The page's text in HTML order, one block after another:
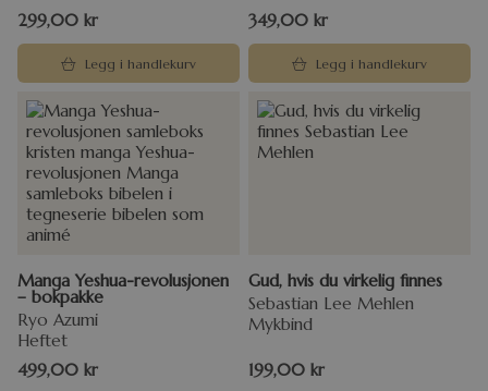
299,00 kr
Legg i handlekurv
349,00 kr
Legg i handlekurv
Manga Yeshua-revolusjonen
– bokpakke
Ryo Azumi
Heftet
499,00 kr
Gud, hvis du virkelig finnes
Sebastian Lee Mehlen
Mykbind
199,00 kr